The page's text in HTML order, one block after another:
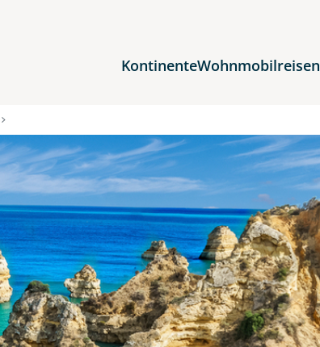
KontinenteWohnmobilreisen
Afrika
Asien
Europa
Nordamerika